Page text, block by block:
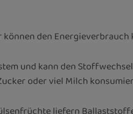
den
und kann den
oder viel Milch